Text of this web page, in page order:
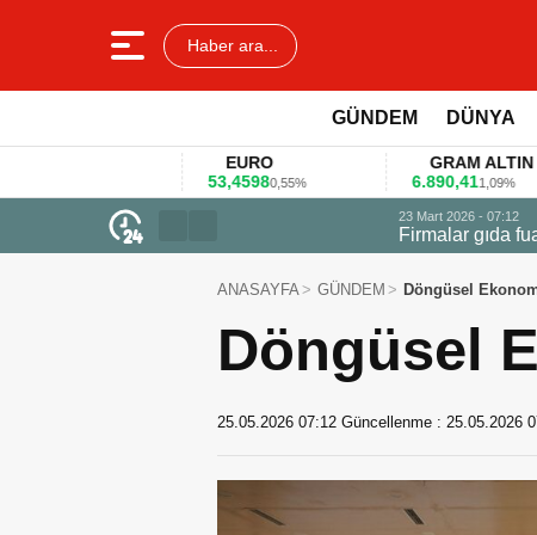
Haber ara...
GÜNDEM DÜNYA
0,55%
GRAM ALTIN
1,09%
Firmalar gıda fuarlarını bu anket
ANASAYFA GÜNDEM Döngüsel
Döngüsel
25.05.2026 07:12 Güncellenme : 25.05.2026